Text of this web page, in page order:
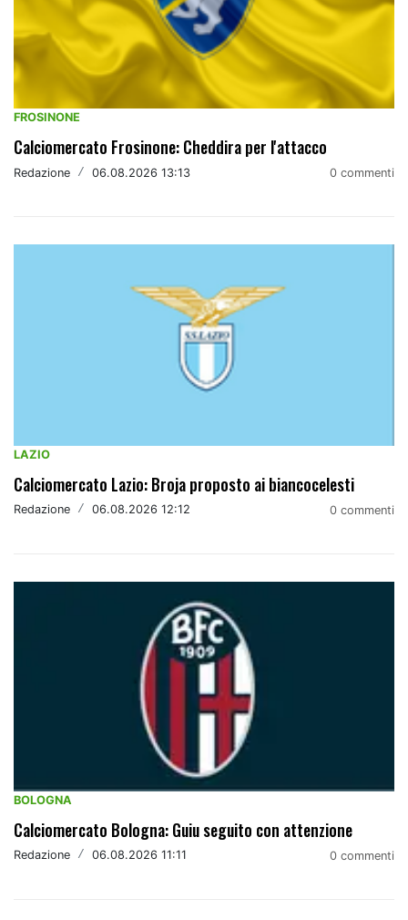
FROSINONE
Calciomercato Frosinone: Cheddira per l'attacco
Redazione / 06.08.2026 13:13 0 commenti
LAZIO
Calciomercato Lazio: Broja proposto ai biancocelesti
Redazione / 06.08.2026 12:12 0 commenti
BOLOGNA
Calciomercato Bologna: Guiu seguito con attenzione
Redazione / 06.08.2026 11:11 0 commenti